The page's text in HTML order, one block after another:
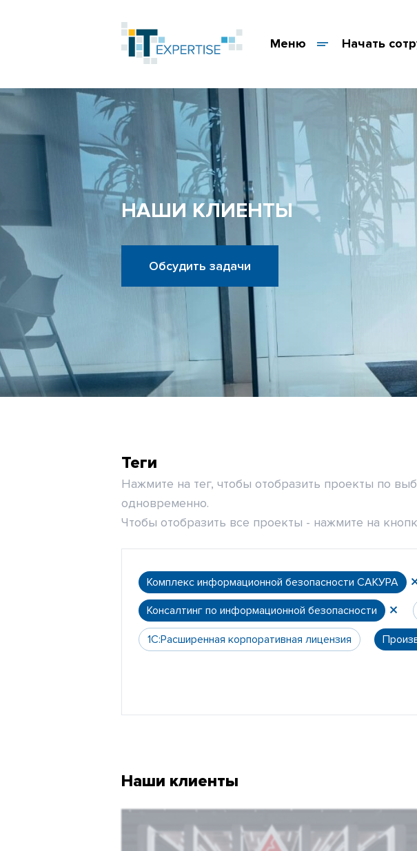
Меню Начать
НАШИ КЛИЕНТЫ
Обсудить задачи
Теги
Нажмите на тег, чтобы отобразить проекты по
одновременно.
Чтобы отобразить все проекты - нажмите на
Комплекс информационной безопасности САКУРА
Консалтинг по информационной безопасности
1С:Расширенная корпоративная лицензия
Наши клиенты